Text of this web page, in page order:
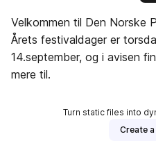
Velkommen til Den Norske
Årets festivaldager er
14.september, og i avisen
mere til.
Turn static files into
Create